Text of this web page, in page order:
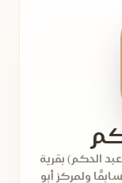
الحكم) بقرية
ولمركز أبو